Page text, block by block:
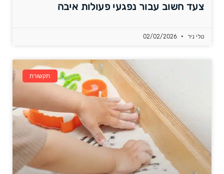
צעד חשוב עבור נפגעי פעולות איבה
טלי ניר
תקשורת